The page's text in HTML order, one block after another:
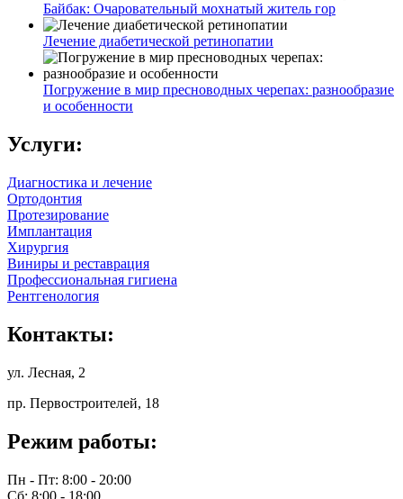
Байбак: Очаровательный мохнатый житель гор
Лечение диабетической ретинопатии
Погружение в мир пресноводных черепах: разнообразие
и особенности
Услуги:
Диагностика и лечение
Ортодонтия
Протезирование
Имплантация
Хирургия
Виниры и реставрация
Профессиональная гигиена
Рентгенология
Контакты:
ул. Лесная, 2
пр. Первостроителей, 18
Режим работы:
Пн - Пт: 8:00 - 20:00
Сб: 8:00 - 18:00